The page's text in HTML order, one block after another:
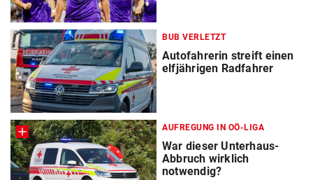
BUB VERLETZT
Autofahrerin streift einen
elfjährigen Radfahrer
AUFREGUNG IN OÖ-LIGA
War dieser Unterhaus-
Abbruch wirklich
notwendig?